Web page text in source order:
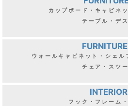
カップボード・キャビネ
テーブル・デス
ウォールキャビネット・シェル
チェア・スツ
INTERIOR
フック・フレーム